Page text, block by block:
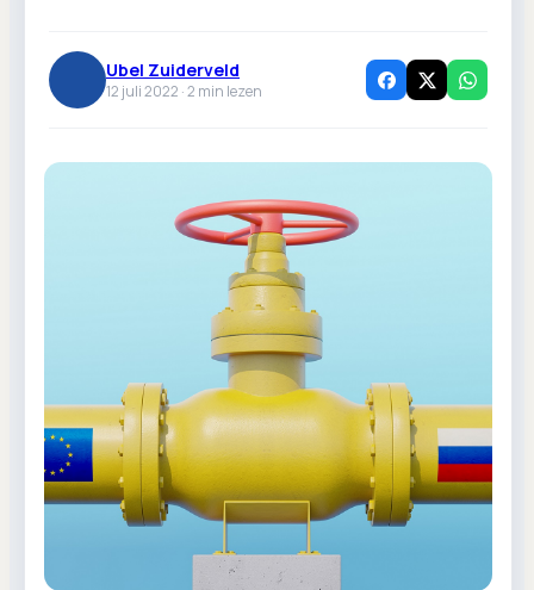
Ubel Zuiderveld
12 juli 2022 ·2 min lezen